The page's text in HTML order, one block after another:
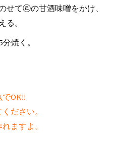
せてⓐの甘酒味噌をかけ、
る。
焼く。
OK!!
ださい。
ますよ。